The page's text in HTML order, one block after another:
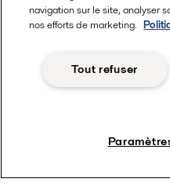
navigation sur le site, analyser
nos efforts de marketing.
Tout refuser